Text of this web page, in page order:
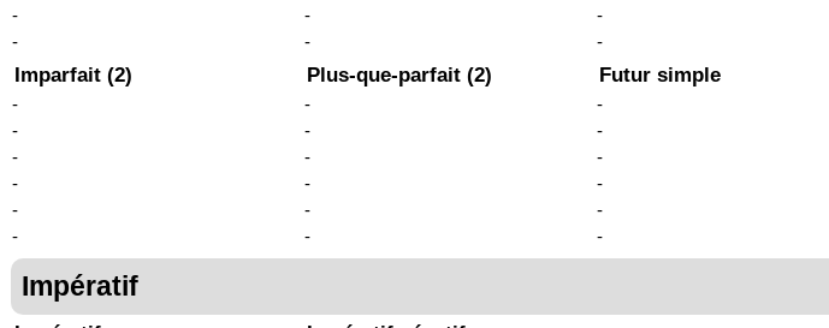
-
-
-
-
-
-
Imparfait (2)
-
-
-
-
-
-
Plus-que-parfait (2)
-
-
-
-
-
-
Futur simple
-
-
-
-
-
-
Impératif